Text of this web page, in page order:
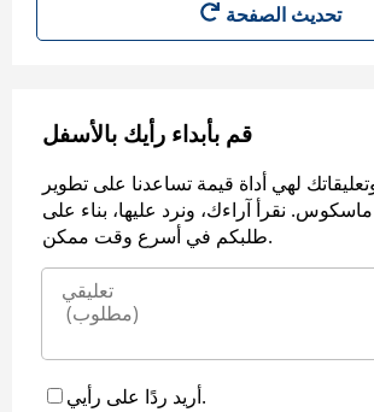
تحديث الصفحة
قم بأبداء رأيك بالأسفل
لهي أداة قيمة تساعدنا على تطوير
نقرأ آراءك، ونرد عليها، بناء على
طلبكم في أسرع وقت ممكن.
أريد ردًا على رأيي.